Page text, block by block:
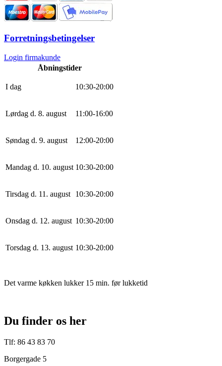
Forretningsbetingelser
Login firmakunde
Åbningstider
I dag 10:30-20:00
Lørdag d. 8. august 11 :00-16:00
Søndag d. 9. august 12:00-20:00
Mandag d. 10. august 10:30-20:00
Tirsdag d. 11. august 10:30-20:00
Onsdag d. 12. august 10:30-20:00
Torsdag d. 13. august 10:30-20:00
Det varme køkken lukker 15 min. før lukketid
Du finder os her
Tlf: 86 43 83 70
Borgergade 5